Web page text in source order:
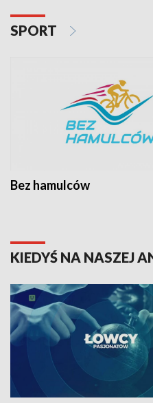
SPORT
Bez hamulców
KIEDYŚ NA NASZEJ